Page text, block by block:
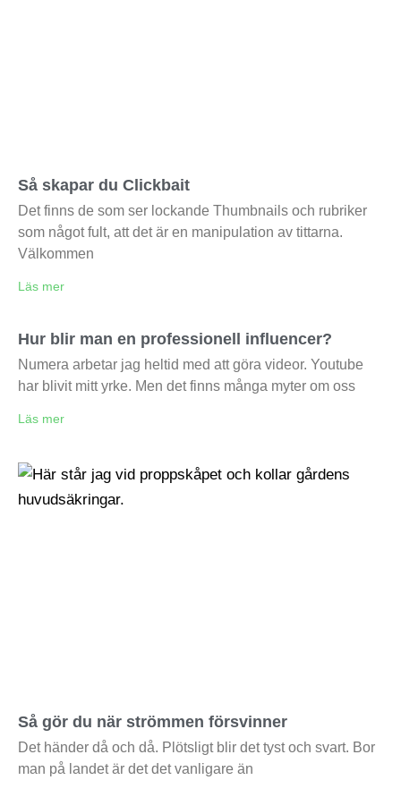
Så skapar du Clickbait
Det finns de som ser lockande Thumbnails och rubriker
som något fult, att det är en manipulation av tittarna.
Välkommen
Läs mer
Hur blir man en professionell influencer?
Numera arbetar jag heltid med att göra videor. Youtube
har blivit mitt yrke. Men det finns många myter om oss
Läs mer
Så gör du när strömmen försvinner
Det händer då och då. Plötsligt blir det tyst och svart. Bor
man på landet är det det vanligare än